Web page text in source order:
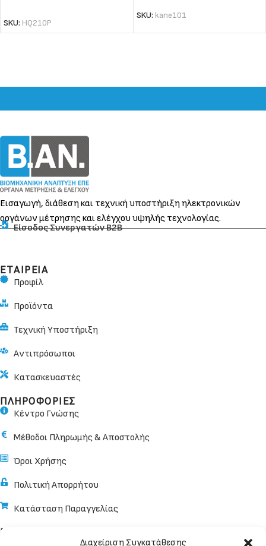
Διαχείριση Συγκατάθεσης
SKU: HQ210P
SKU: kane101
Εισαγωγή, διάθεση και τεχνική υποστήριξη ηλεκτρονικών
οργάνων μέτρησης και ελέγχου υψηλής τεχνολογίας.
Είσοδος Συνεργατών Β2Β
ΕΤΑΙΡΕΙΑ
Προφίλ
Προϊόντα
Τεχνική Υποστήριξη
Αντιπρόσωποι
Κατασκευαστές
ΠΛΗΡΟΦΟΡΙΕΣ
Κέντρο Γνώσης
Μέθοδοι Πληρωμής & Αποστολής
Όροι Χρήσης
Πολιτική Απορρήτου
Κατάσταση Παραγγελίας
ΕΠΙΚΟΙΝΩΝΙΑ